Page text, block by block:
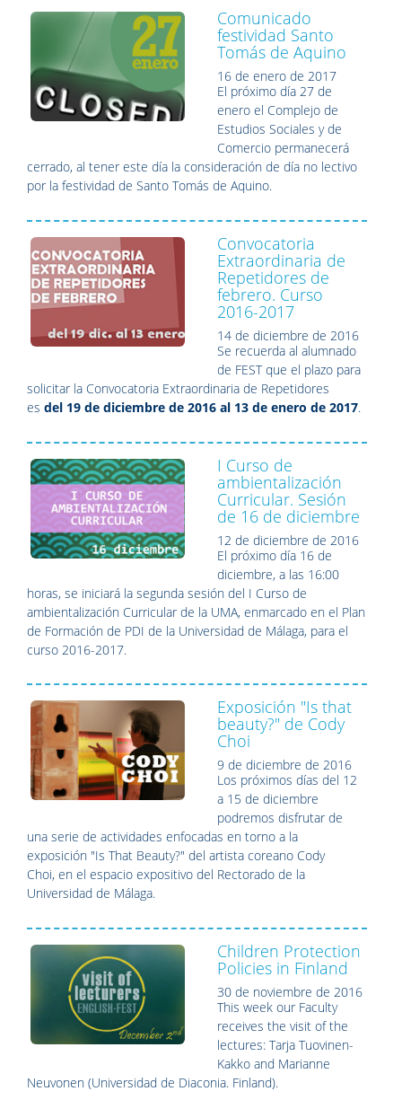
Comunicado
festividad Santo
Tomás de Aquino
16 de enero de 2017
El próximo día 27 de
enero el Complejo de
Estudios Sociales y de
Comercio permanecerá
cerrado, al tener este día la consideración de día no lectivo
por la festividad de Santo Tomás de Aquino.
Convocatoria
Extraordinaria de
Repetidores de
febrero. Curso
2016-2017
14 de diciembre de 2016
Se recuerda al alumnado
de FEST que el plazo para
solicitar la Convocatoria Extraordinaria de Repetidores
es del 19 de diciembre de 2016 al 13 de enero de 2017.
I Curso de
ambientalización
Curricular. Sesión
de 16 de diciembre
12 de diciembre de 2016
El próximo día 16 de
diciembre, a las 16:00
horas, se iniciará la segunda sesión del I Curso de
ambientalización Curricular de la UMA, enmarcado en el Plan
de Formación de PDI de la Universidad de Málaga, para el
curso 2016-2017.
Exposición "Is that
beauty?" de Cody
Choi
9 de diciembre de 2016
Los próximos días del 12
a 15 de diciembre
podremos disfrutar de
una serie de actividades enfocadas en torno a la
exposición "Is That Beauty?" del artista coreano Cody
Choi, en el espacio expositivo del Rectorado de la
Universidad de Málaga.
Children Protection
Policies in Finland
30 de noviembre de 2016
This week our Faculty
receives the visit of the
lectures: Tarja Tuovinen-
Kakko and Marianne
Neuvonen (Universidad de Diaconia. Finland).